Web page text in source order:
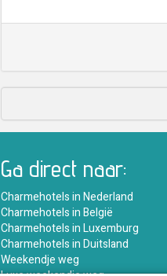
Ga direct naar:
Charmehotels in Nederland
Charmehotels in België
Charmehotels in Luxemburg
Charmehotels in Duitsland
Weekendje weg